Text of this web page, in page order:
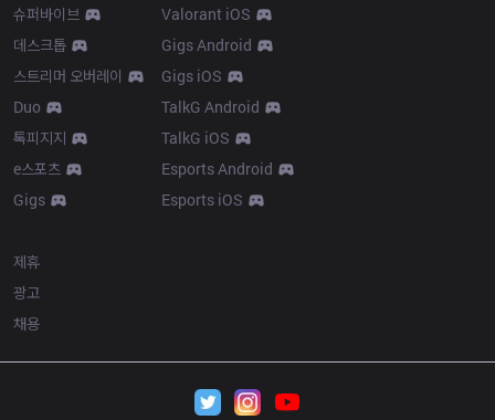
슈퍼바이브
데스크톱
스트리머 오버레이
Duo
톡피지지
e스포츠
Gigs
Valorant iOS
Gigs Android
Gigs iOS
TalkG Android
TalkG iOS
Esports Android
Esports iOS
제휴
광고
채용